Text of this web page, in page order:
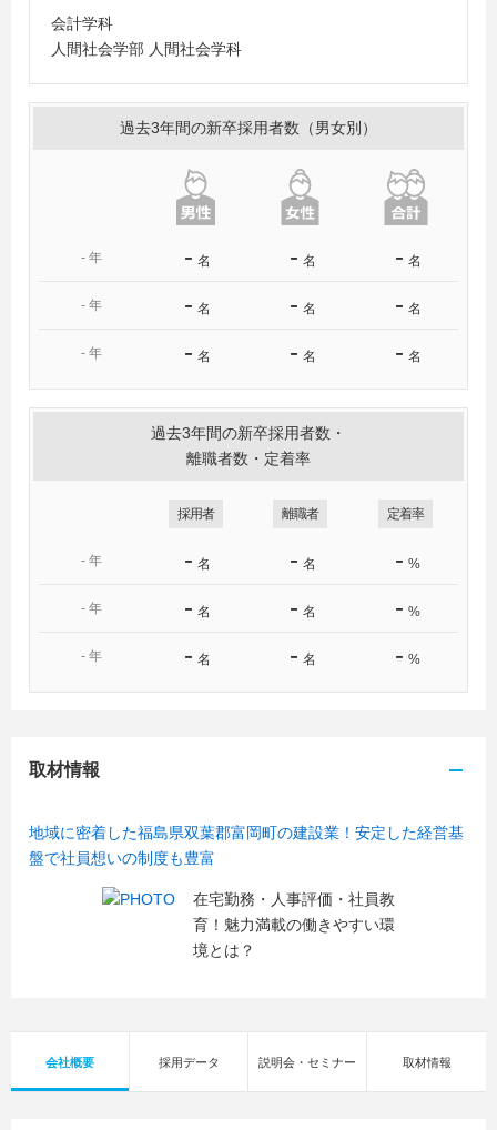
会計学科
人間社会学部 人間社会学科
過去3年間の新卒採用者数（男女別）
- 年 - 名 - 名 - 名
- 年 - 名 - 名 - 名
- 年 - 名 - 名 - 名
過去3年間の新卒採用者数・
離職者数・定着率
採用者 離職者 定着率
- 年 - 名 - 名 - %
- 年 - 名 - 名 - %
- 年 - 名 - 名 - %
取材情報
地域に密着した福島県双葉郡富岡町の建設業！安定した経営基
盤で社員想いの制度も豊富
在宅勤務・人事評価・社員教
育！魅力満載の働きやすい環
境とは？
会社概要 採用データ 説明会・セミナー 取材情報